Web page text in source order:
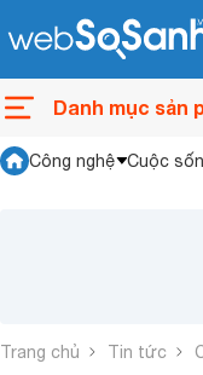
Danh mục sản
Công nghệ Cuộc
Trang chủ Tin tức